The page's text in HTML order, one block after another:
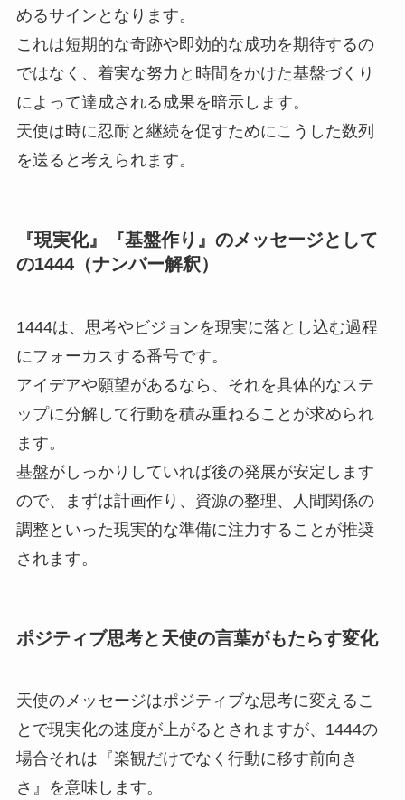
めるサインとなります。
これは短期的な奇跡や即効的な成功を期待するの
ではなく、着実な努力と時間をかけた基盤づくり
によって達成される成果を暗示します。
天使は時に忍耐と継続を促すためにこうした数列
を送ると考えられます。
『現実化』『基盤作り』のメッセージとして
の1444（ナンバー解釈）
1444は、思考やビジョンを現実に落とし込む過程
にフォーカスする番号です。
アイデアや願望があるなら、それを具体的なステ
ップに分解して行動を積み重ねることが求められ
ます。
基盤がしっかりしていれば後の発展が安定します
ので、まずは計画作り、資源の整理、人間関係の
調整といった現実的な準備に注力することが推奨
されます。
ポジティブ思考と天使の言葉がもたらす変化
天使のメッセージはポジティブな思考に変えるこ
とで現実化の速度が上がるとされますが、1444の
場合それは『楽観だけでなく行動に移す前向き
さ』を意味します。